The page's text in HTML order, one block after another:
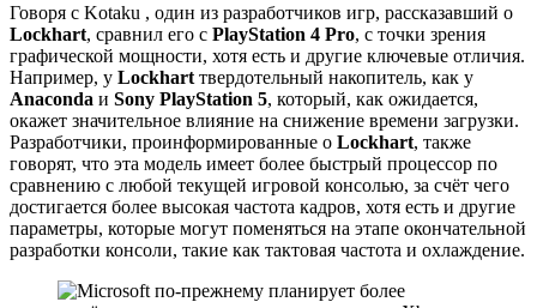
Говоря с Kotaku , один из разработчиков игр, рассказавший о
Lockhart, сравнил его с PlayStation 4 Pro, с точки зрения
графической мощности, хотя есть и другие ключевые отличия.
Например, у Lockhart твердотельный накопитель, как у
Anaconda и Sony PlayStation 5, который, как ожидается,
окажет значительное влияние на снижение времени загрузки.
Разработчики, проинформированные о Lockhart, также
говорят, что эта модель имеет более быстрый процессор по
сравнению с любой текущей игровой консолью, за счёт чего
достигается более высокая частота кадров, хотя есть и другие
параметры, которые могут поменяться на этапе окончательной
разработки консоли, такие как тактовая частота и охлаждение.